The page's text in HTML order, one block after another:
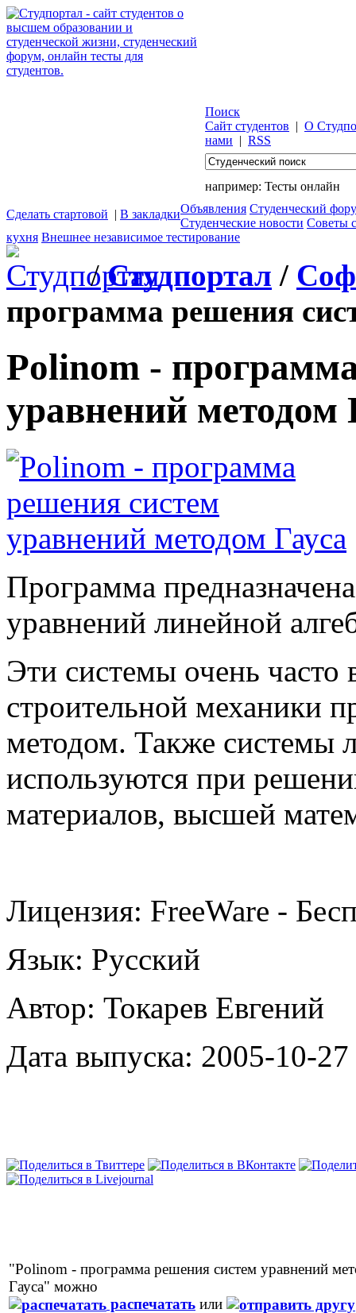
Поиск
Сайт студентов | О
нами | RSS
например: Тесты онлайн
Сделать стартовой | В закладкиОбъявления Студенческий
Студенческие новости Советы
кухня Внешнее независимое тестирование
/Студпортал /
программа решения
Polinom -
уравнений методом
Программа
уравнений линейной
Эти системы очень часто
строительной механики
методом. Также системы
используются при
материалов, высшей
Лицензия: FreeWare -
Язык: Русский
Автор: Токарев Евгений
Дата выпуска: 2005-10-27
"Polinom - программа решения систем уравнений
Гауса" можно
распечатать или